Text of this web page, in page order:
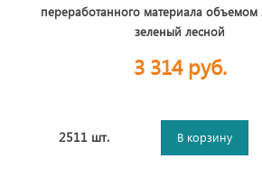
переработанного материала объемом
зеленый лесной
3 314 руб.
2511 шт. В корзину